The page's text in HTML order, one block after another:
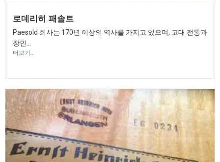
로데리히 패솔트
Paesold 회사는 170년 이상의 역사를 가지고 있으며, 고대 전통과
장인...
더보기..